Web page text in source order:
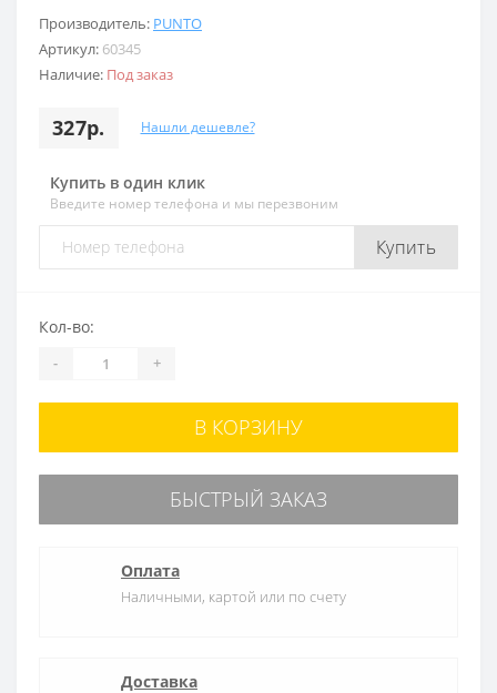
Производитель: PUNTO
Артикул: 60345
Наличие: Под заказ
327р. Нашли дешевле?
Купить в один клик
Введите номер телефона и мы перезвоним
Купить
Кол-во:
- +
В КОРЗИНУ
БЫСТРЫЙ ЗАКАЗ
Оплата
Наличными, картой или по счету
Доставка